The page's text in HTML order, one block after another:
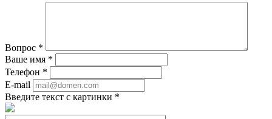
Вопрос *
Ваше имя *
Телефон *
E-mail
Введите текст с картинки *